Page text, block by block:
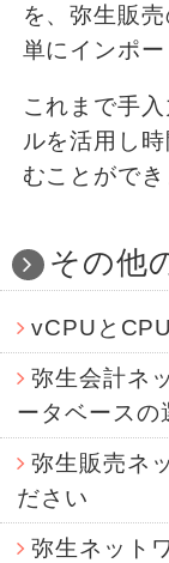
を、弥生販
単にインポー
これまで手
ルを活用し
むことができ
その他
vCPUと
弥生会計ネ
ータベースの
弥生販売ネ
ださい
弥生ネット